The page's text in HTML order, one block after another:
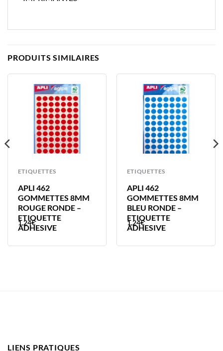
PRODUITS SIMILAIRES
ETIQUETTES
APLI 462
GOMMETTES 8MM
ROUGE RONDE –
ETIQUETTE
ADHESIVE
1,24€
ETIQUETTES
APLI 462
GOMMETTES 8MM
BLEU RONDE –
ETIQUETTE
ADHESIVE
1,24€
LIENS PRATIQUES